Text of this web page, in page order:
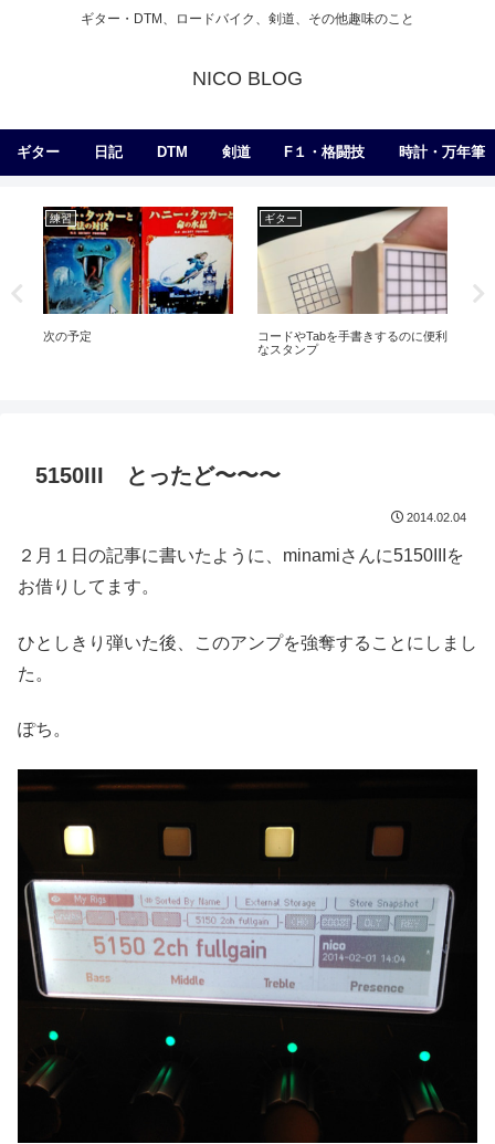
ギター・DTM、ロードバイク、剣道、その他趣味のこと
NICO BLOG
ギター 日記 DTM 剣道 F１・格闘技 時計・万年筆
練習
次の予定
ギター
コードやTabを手書きするのに便利
なスタンプ
5150III とったど〜〜〜
2014.02.04
２月１日の記事に書いたように、minamiさんに5150IIIを
お借りしてます。
ひとしきり弾いた後、このアンプを強奪することにしまし
た。
ぽち。